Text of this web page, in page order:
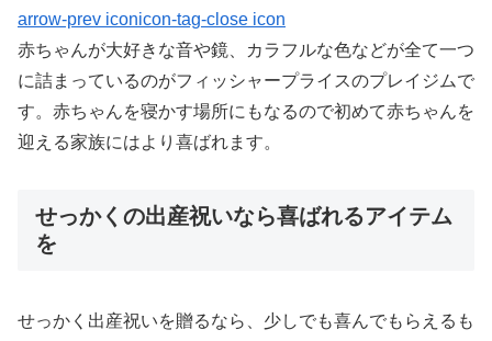
arrow-prev iconicon-tag-close icon
赤ちゃんが大好きな音や鏡、カラフルな色などが全て一つ
に詰まっているのがフィッシャープライスのプレイジムで
す。赤ちゃんを寝かす場所にもなるので初めて赤ちゃんを
迎える家族にはより喜ばれます。
せっかくの出産祝いなら喜ばれるアイテム
を
せっかく出産祝いを贈るなら、少しでも喜んでもらえるも